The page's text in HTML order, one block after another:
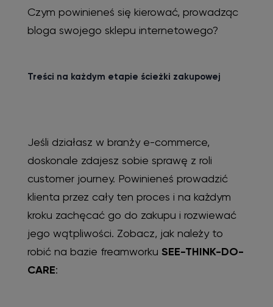
Czym powinieneś się kierować, prowadząc
bloga swojego sklepu internetowego?
Treści na każdym etapie ścieżki zakupowej
Jeśli działasz w branży e-commerce,
doskonale zdajesz sobie sprawę z roli
customer journey. Powinieneś prowadzić
klienta przez cały ten proces i na każdym
kroku zachęcać go do zakupu i rozwiewać
jego wątpliwości. Zobacz, jak należy to
robić na bazie freamworku SEE-THINK-DO-
CARE: